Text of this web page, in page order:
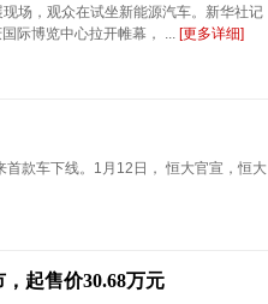
场，观众在试坐新能源汽车。新华社记
际博览中心拉开帷幕， ... [更多详细]
款车下线。1月12日， 恒大官宣，恒大
起售价30.68万元